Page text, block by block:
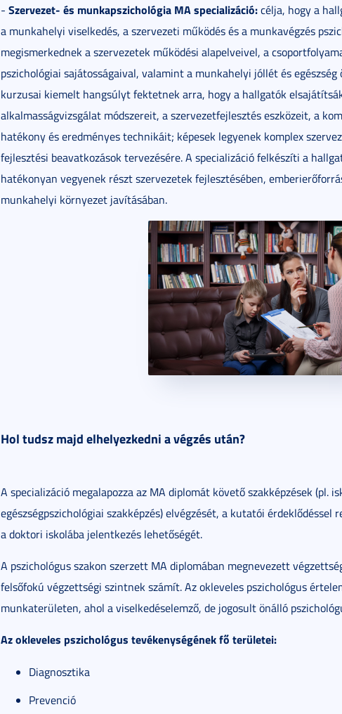
- Szervezet- és munkapszichológia MA specializáció:célja, hogy a
a munkahelyi viselkedés, a szervezeti működés és a munkavégzés
megismerkednek a szervezetek működési alapelveivel, a
pszichológiai sajátosságaival, valamint a munkahelyi jóllét és egészség
kurzusai kiemelt hangsúlyt fektetnek arra, hogy a hallgatók
alkalmasságvizsgálat módszereit, a szervezetfejlesztés eszközeit, a
hatékony és eredményes technikáit; képesek legyenek komplex
fejlesztési beavatkozások tervezésére. A specializáció felkészíti a
hatékonyan vegyenek részt szervezetek fejlesztésében,
munkahelyi környezet javításában.
Hol tudsz majd elhelyezkedni a végzés után?
A specializáció megalapozza az MA diplomát követő szakképzések (pl.
egészségpszichológiai szakképzés) elvégzését, a kutatói
a doktori iskolába jelentkezés lehetőségét.
A pszichológus szakon szerzett MA diplomában megnevezett
felsőfokú végzettségi szintnek számít. Az okleveles pszichológus
munkaterületen, ahol a viselkedéselemző, de jogosult önálló
Az okleveles pszichológus tevékenységének fő területei:
Diagnosztika
Prevenció